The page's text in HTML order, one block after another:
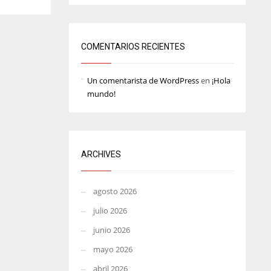
COMENTARIOS RECIENTES
Un comentarista de WordPressen ¡Hola
mundo!
ARCHIVES
agosto 2026
julio 2026
junio 2026
mayo 2026
abril 2026